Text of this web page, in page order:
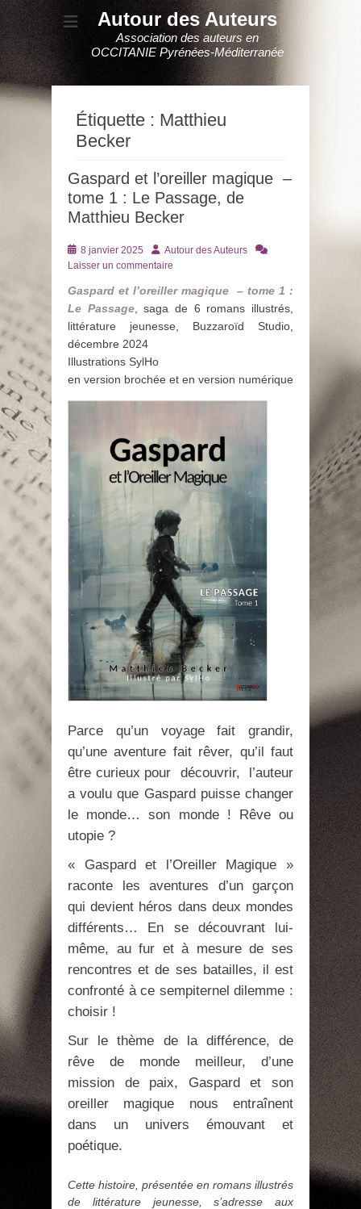
Autour des Auteurs
Association des auteurs en
OCCITANIE Pyrénées-Méditerranée
Étiquette : Matthieu
Becker
Gaspard et l’oreiller magique –
tome 1 : Le Passage, de
Matthieu Becker
Posté
le
8 janvier 2025 AuteurAutour des Auteurs
Laisser un commentaire
Gaspard et l’oreiller magique – tome 1 :
Le Passage, saga de 6 romans illustrés,
littérature jeunesse, Buzzaroïd Studio,
décembre 2024
Illustrations SylHo
en version brochée et en version numérique
Parce qu’un voyage fait grandir,
qu’une aventure fait rêver, qu’il faut
être curieux pour découvrir, l’auteur
a voulu que Gaspard puisse changer
le monde… son monde ! Rêve ou
utopie ?
« Gaspard et l’Oreiller Magique »
raconte les aventures d’un garçon
qui devient héros dans deux mondes
différents… En se découvrant lui-
même, au fur et à mesure de ses
rencontres et de ses batailles, il est
confronté à ce sempiternel dilemme :
choisir !
Sur le thème de la différence, de
rêve de monde meilleur, d’une
mission de paix, Gaspard et son
oreiller magique nous entraînent
dans un univers émouvant et
poétique.
Cette histoire, présentée en romans illustrés
de littérature jeunesse, s’adresse aux